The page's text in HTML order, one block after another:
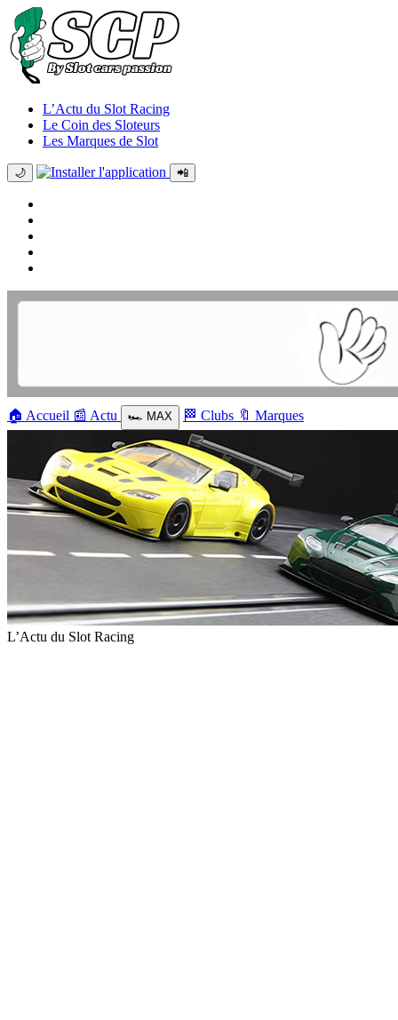
L’Actu du Slot Racing
Le Coin des Sloteurs
Les Marques de Slot
🌙 📲
🏠 Accueil 📰 Actu 🏎️ MAX 🏁 Clubs 🔖 Marques
L’Actu du Slot Racing